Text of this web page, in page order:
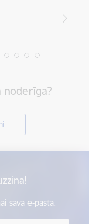
noderīga?
savā e-pastā.